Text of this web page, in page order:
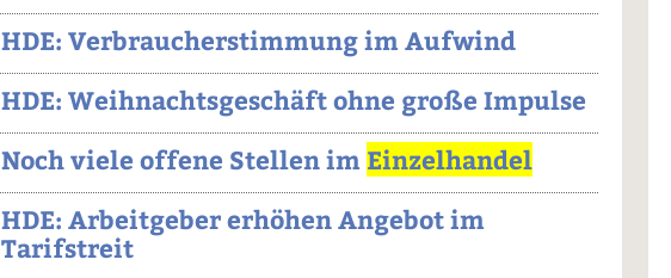
HDE: Verbraucherstimmung im Aufwind
HDE: Weihnachtsgeschäft ohne große Impulse
Noch viele offene Stellen im Einzelhandel
HDE: Arbeitgeber erhöhen Angebot im
Tarifstreit